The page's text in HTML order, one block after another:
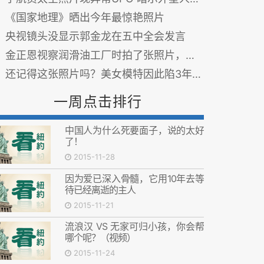
《国家地理》晒出今年最惊艳照片
央视镜头没显示郭金龙在五中全会发言
金正恩视察润滑油工厂时拍了张照片，外国网友一看，太有改造潜力啦。
还记得这张照片吗？美女模特因此陷3年恶梦
一周点击排行
中国人为什么死要面子，说的太好
了！
2015-11-28
因为爱已深入骨髓，它用10年去等
待已经离逝的主人
2015-11-21
流浪汉 VS 无家可归小孩，你会帮
哪个呢？（视频）
2015-11-24